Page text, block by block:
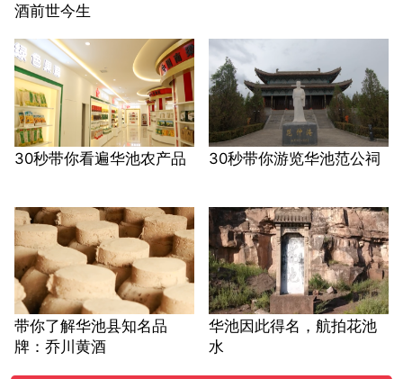
酒前世今生
30秒带你看遍华池农产品 30秒带你游览华池范公祠
带你了解华池县知名品
牌：乔川黄酒
华池因此得名，航拍花池
水